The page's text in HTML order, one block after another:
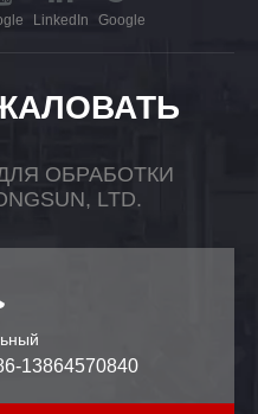
LinkedIn Google
ОБРАБОТКИ
LTD.
13864570840